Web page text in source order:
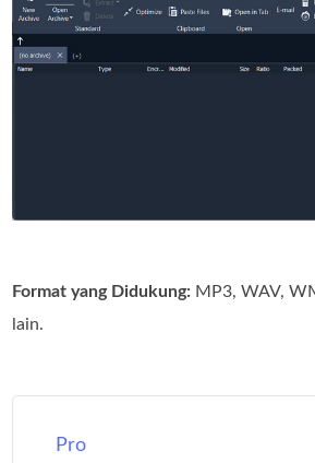
Format yang Didukung: MP3, WAV,
lain.
Pro